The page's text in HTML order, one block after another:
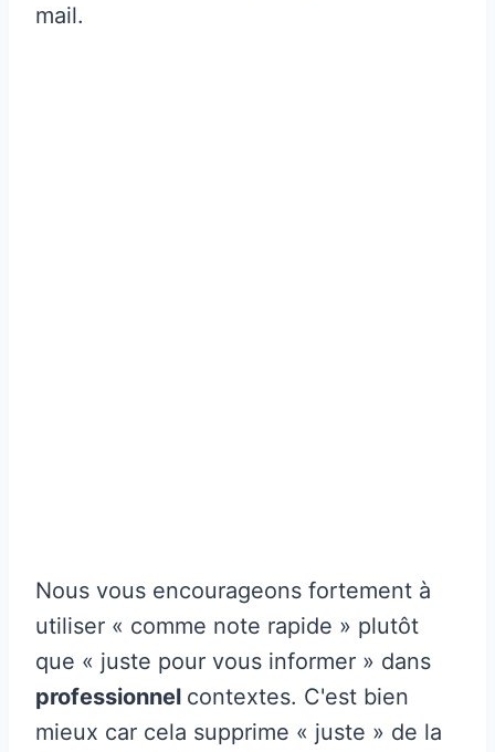
mail.
Nous vous encourageons fortement à
utiliser « comme note rapide » plutôt
que « juste pour vous informer » dans
professionnel contextes. C'est bien
mieux car cela supprime « juste » de la